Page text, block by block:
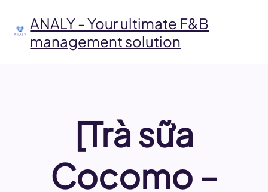
contentANALY - Your ultimate F&B
management solution
[Trà sữa
Cocomo –